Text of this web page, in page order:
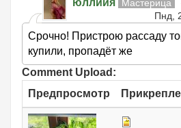
юллиия Мастерица
Пнд,
Срочно! Пристрою рассаду
купили, пропадёт же
Comment Upload:
Предпросмотр